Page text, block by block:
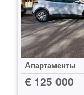
Апартаменты
€ 125 000